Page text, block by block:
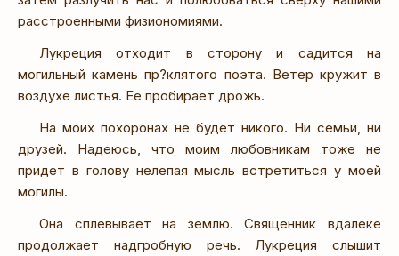
расстроенными физиономиями.
Лукреция отходит в сторону и садится на
могильный камень пр?клятого поэта. Ветер кружит в
воздухе листья. Ее пробирает дрожь.
На моих похоронах не будет никого. Ни семьи, ни
друзей. Надеюсь, что моим любовникам тоже не
придет в голову нелепая мысль встретиться у моей
могилы.
Она сплевывает на землю. Священник вдалеке
продолжает надгробную речь. Лукреция слышит